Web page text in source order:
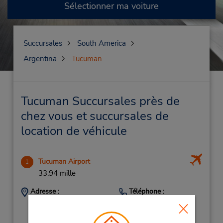
Sélectionner ma voiture
Succursales
South America
Argentina
Tucuman
Tucuman Succursales près de
chez vous et succursales de
location de véhicule
1 Tucuman Airport
33.94 mille
Adresse :
Téléphone :
(54) 381-426-7777